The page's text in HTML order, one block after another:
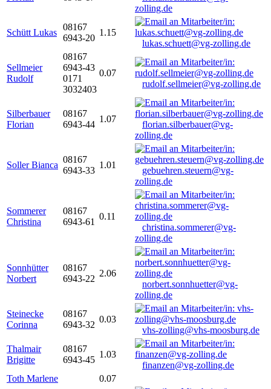
zolling.de
Schütt Lukas
08167
6943-20
1.15
lukas.schuett@vg-zolling.de
Sellmeier
Rudolf
08167
6943-43
0171
3032403
0.07
rudolf.sellmeier@vg-zolling.de
Silberbauer
Florian
08167
6943-44
1.07
florian.silberbauer@vg-
zolling.de
Soller Bianca
08167
6943-33
1.01
gebuehren.steuern@vg-
zolling.de
Sommerer
Christina
08167
6943-61
0.11
christina.sommerer@vg-
zolling.de
Sonnhütter
Norbert
08167
6943-22
2.06
norbert.sonnhuetter@vg-
zolling.de
Steinecke
Corinna
08167
6943-32
0.03
vhs-zolling@vhs-moosburg.de
Thalmair
Brigitte
08167
6943-45
1.03
finanzen@vg-zolling.de
Toth Marlene
0.07